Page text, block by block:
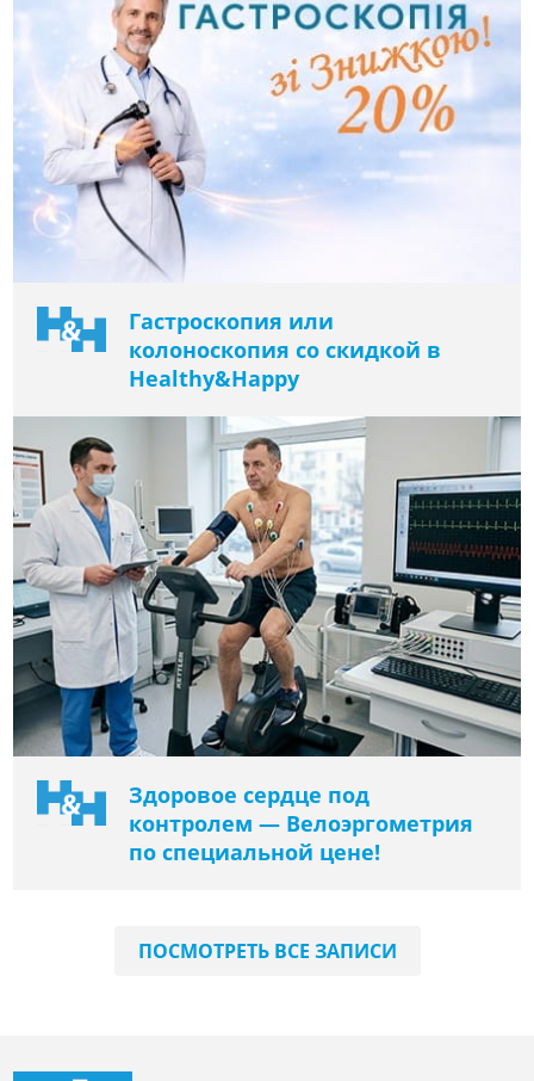
Гастроскопия или
колоноскопия со скидкой в ​​
Healthy&Happy
Здоровое сердце под
контролем — Велоэргометрия
по специальной цене!
ПОСМОТРЕТЬ ВСЕ ЗАПИСИ